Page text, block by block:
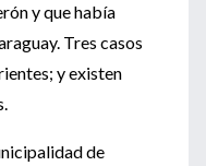
y que había
Tres casos
y existen
de